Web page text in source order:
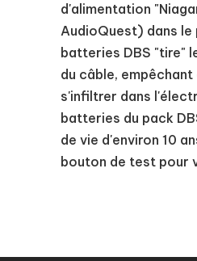
d'alimentation
AudioQuest) dans le
batteries DBS "tire"
du câble, empêchant
s'infiltrer dans
batteries du pack
de vie d'environ 10
bouton de test pour